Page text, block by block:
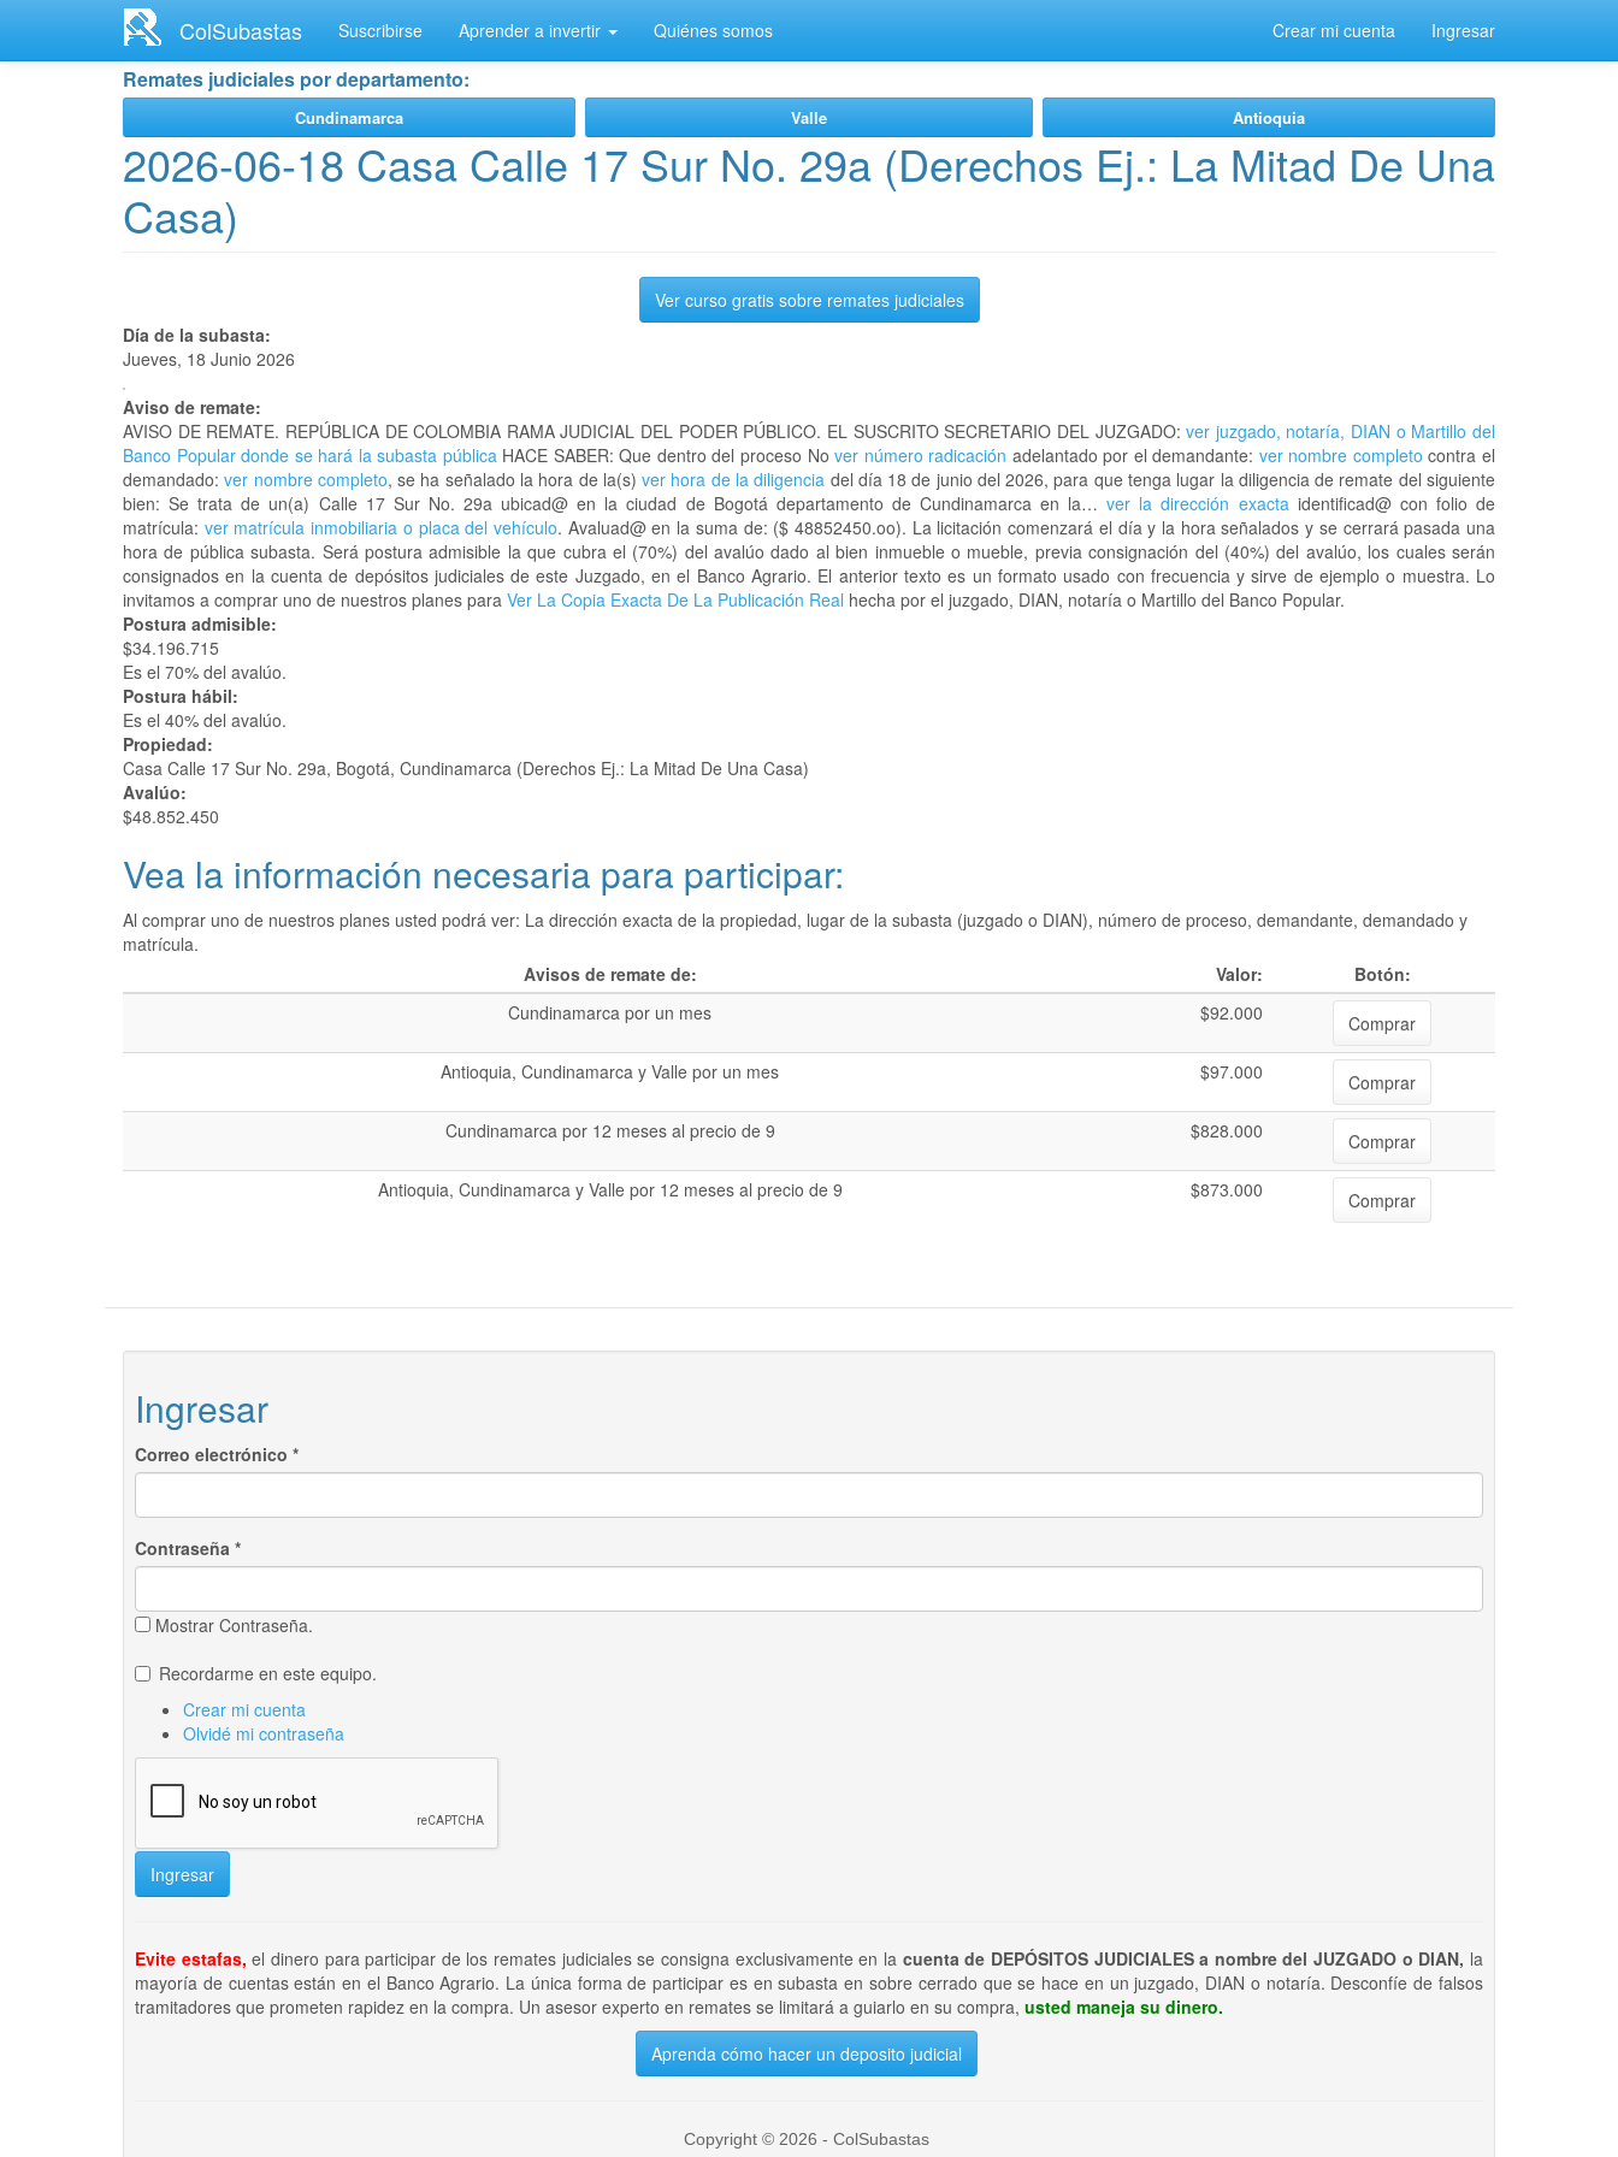
contenido
ColSubastas Suscribirse Aprender a invertir Quiénes somos Crear mi cuenta Ingresar
Remates judiciales por departamento:
Cundinamarca Valle Antioquia
2026-06-18 Casa Calle 17 Sur No. 29a (Derechos Ej.: La Mitad De Una
Casa)
Ver curso gratis sobre remates judiciales
Día de la subasta:
Jueves, 18 Junio 2026
Aviso de remate:
AVISO DE REMATE. REPÚBLICA DE COLOMBIA RAMA JUDICIAL DEL PODER PÚBLICO. EL SUSCRITO SECRETARIO DEL JUZGADO: ver juzgado, notaría, DIAN o Martillo del
Banco Popular donde se hará la subasta públicaHACE SABER: Que dentro del proceso Nover número radicación adelantado por el demandante: ver nombre completo contra el
demandado:ver nombre completo, se ha señalado la hora de la(s)ver hora de la diligencia del día 18 de junio del 2026, para que tenga lugar la diligencia de remate del siguiente
bien: Se trata de un(a) Calle 17 Sur No. 29a ubicad@ en la ciudad de Bogotá departamento de Cundinamarca en la…ver la dirección exactaidentificad@ con folio de
matrícula: ver matrícula inmobiliaria o placa del vehículo. Avaluad@ en la suma de: ($ 48852450.oo). La licitación comenzará el día y la hora señalados y se cerrará pasada una
hora de pública subasta. Será postura admisible la que cubra el (70%) del avalúo dado al bien inmueble o mueble, previa consignación del (40%) del avalúo, los cuales serán
consignados en la cuenta de depósitos judiciales de este Juzgado, en el Banco Agrario. El anterior texto es un formato usado con frecuencia y sirve de ejemplo o muestra. Lo
invitamos a comprar uno de nuestros planes para Ver La Copia Exacta De La Publicación Real hecha por el juzgado, DIAN, notaría o Martillo del Banco Popular.
Postura admisible:
$34.196.715
Es el 70% del avalúo.
Postura hábil:
Es el 40% del avalúo.
Propiedad:
Casa Calle 17 Sur No. 29a, Bogotá, Cundinamarca (Derechos Ej.: La Mitad De Una Casa)
Avalúo:
$48.852.450
Vea la información necesaria para participar:
Al comprar uno de nuestros planes usted podrá ver: La dirección exacta de la propiedad, lugar de la subasta (juzgado o DIAN), número de proceso, demandante, demandado y
matrícula.
Avisos de remate de:
Valor:
Botón:
Cundinamarca por un mes
$92.000
Comprar
Antioquia, Cundinamarca y Valle por un mes
$97.000
Comprar
Cundinamarca por 12 meses al precio de 9
$828.000
Comprar
Antioquia, Cundinamarca y Valle por 12 meses al precio de 9
$873.000 Comprar
Ingresar
Correo electrónico *
Contraseña *
Mostrar Contraseña.
Recordarme en este equipo.
Crear mi cuenta
Olvidé mi contraseña
Ingresar
Evite estafas, el dinero para participar de los remates judiciales se consigna exclusivamente en lacuenta de DEPÓSITOS JUDICIALES a nombre del JUZGADO o DIAN, la
mayoría de cuentas están en el Banco Agrario. La única forma de participar es en subasta en sobre cerrado que se hace en un juzgado, DIAN o notaría. Desconfíe de falsos
tramitadores que prometen rapidez en la compra. Un asesor experto en remates se limitará a guiarlo en su compra, usted maneja su dinero.
Aprenda cómo hacer un deposito judicial
Copyright © 2026 - ColSubastas